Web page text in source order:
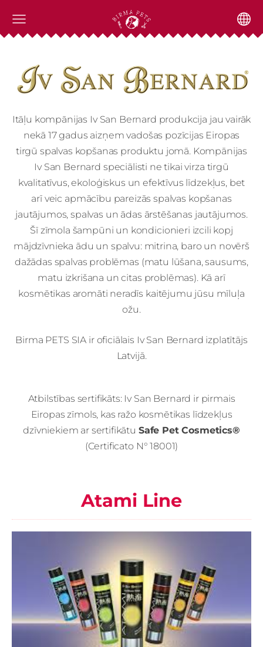
Itāļu kompānijas Iv San Bernard produkcija jau vairāk
nekā 17 gadus aizņem vadošas pozīcijas Eiropas
tirgū spalvas kopšanas produktu jomā. Kompānijas
Iv San Bernard speciālisti ne tikai virza tirgū
kvalitatīvus, ekoloģiskus un efektīvus līdzekļus, bet
arī veic apmācību pareizās spalvas kopšanas
jautājumos, spalvas un ādas ārstēšanas jautājumos.
Šī zīmola šampūni un kondicionieri izcili kopj
mājdzīvnieka ādu un spalvu: mitrina, baro un novērš
dažādas spalvas problēmas (matu lūšana, sausums,
matu izkrišana un citas problēmas). Kā arī
kosmētikas aromāti neradīs kaitējumu jūsu mīluļa
ožu.
Birma PETS SIA ir oficiālais Iv San Bernard izplatītājs
Latvijā.
Atbilstības sertifikāts: Iv San Bernard ir pirmais
Eiropas zīmols, kas ražo kosmētikas līdzekļus
dzīvniekiem ar sertifikātu Safe Pet Cosmetics®
(Certificato N° 18001)
Atami Line